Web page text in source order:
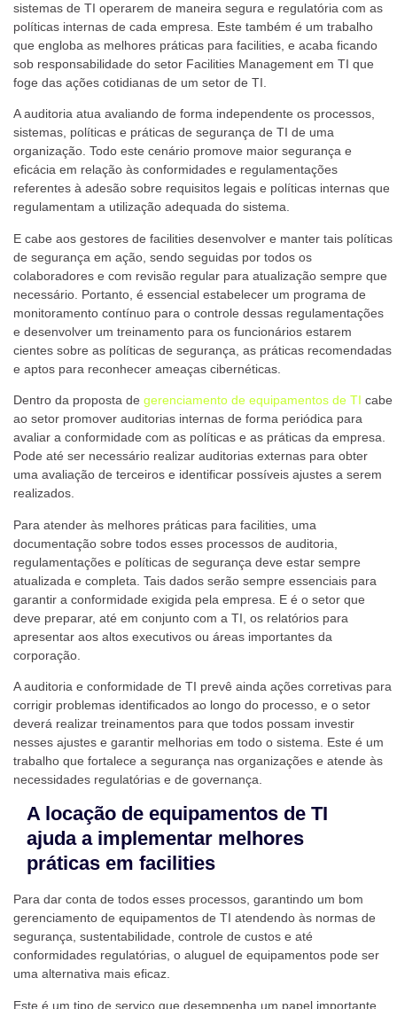
sistemas de TI operarem de maneira segura e regulatória com as
políticas internas de cada empresa. Este também é um trabalho
que engloba as melhores práticas para facilities, e acaba ficando
sob responsabilidade do setor Facilities Management em TI que
foge das ações cotidianas de um setor de TI.
A auditoria atua avaliando de forma independente os processos,
sistemas, políticas e práticas de segurança de TI de uma
organização. Todo este cenário promove maior segurança e
eficácia em relação às conformidades e regulamentações
referentes à adesão sobre requisitos legais e políticas internas que
regulamentam a utilização adequada do sistema.
E cabe aos gestores de facilities desenvolver e manter tais políticas
de segurança em ação, sendo seguidas por todos os
colaboradores e com revisão regular para atualização sempre que
necessário. Portanto, é essencial estabelecer um programa de
monitoramento contínuo para o controle dessas regulamentações
e desenvolver um treinamento para os funcionários estarem
cientes sobre as políticas de segurança, as práticas recomendadas
e aptos para reconhecer ameaças cibernéticas.
Dentro da proposta de gerenciamento de equipamentos de TI cabe
ao setor promover auditorias internas de forma periódica para
avaliar a conformidade com as políticas e as práticas da empresa.
Pode até ser necessário realizar auditorias externas para obter
uma avaliação de terceiros e identificar possíveis ajustes a serem
realizados.
Para atender às melhores práticas para facilities, uma
documentação sobre todos esses processos de auditoria,
regulamentações e políticas de segurança deve estar sempre
atualizada e completa. Tais dados serão sempre essenciais para
garantir a conformidade exigida pela empresa. E é o setor que
deve preparar, até em conjunto com a TI, os relatórios para
apresentar aos altos executivos ou áreas importantes da
corporação.
A auditoria e conformidade de TI prevê ainda ações corretivas para
corrigir problemas identificados ao longo do processo, e o setor
deverá realizar treinamentos para que todos possam investir
nesses ajustes e garantir melhorias em todo o sistema. Este é um
trabalho que fortalece a segurança nas organizações e atende às
necessidades regulatórias e de governança.
A locação de equipamentos de TI
ajuda a implementar melhores
práticas em facilities
Para dar conta de todos esses processos, garantindo um bom
gerenciamento de equipamentos de TI atendendo às normas de
segurança, sustentabilidade, controle de custos e até
conformidades regulatórias, o aluguel de equipamentos pode ser
uma alternativa mais eficaz.
Este é um tipo de serviço que desempenha um papel importante